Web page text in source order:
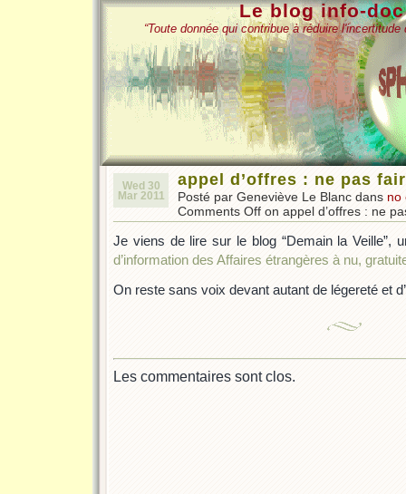
Le blog info-
“Toute donnée qui contribue à réduire
Wed 30
Mar 2011
appel d’offres : ne pas
Posté par Geneviève Le Blanc dans no
Comments Off on appel d’offres : ne
Je viens de lire sur le blog “Demain la Veille”,
d’information des Affaires étrangères à nu,
On reste sans voix devant autant de légereté et
Les commentaires sont clos.